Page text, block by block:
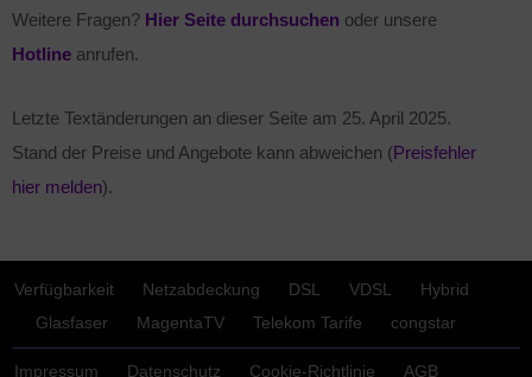
Weitere Fragen? Hier Seite durchsuchen oder unsere
Hotline anrufen.
Letzte Textänderungen an dieser Seite am 25. April 2025.
Stand der Preise und Angebote kann abweichen (Preisfehler
hier melden).
Verfügbarkeit Netzabdeckung DSL VDSL
Hybrid
Glasfaser
MagentaTV Telekom Tarife congstar
Impressum Datenschutz Cookie-Richtlinie AGB